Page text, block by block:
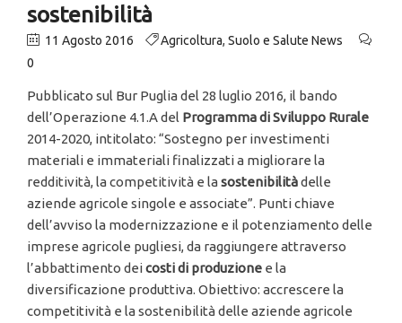
sostenibilità
11 Agosto 2016 Agricoltura, Suolo e Salute News
0
Pubblicato sul Bur Puglia del 28 luglio 2016, il bando
dell’Operazione 4.1.A del Programma di Sviluppo Rurale
2014-2020, intitolato: “Sostegno per investimenti
materiali e immateriali finalizzati a migliorare la
redditività, la competitività e lasostenibilitàdelle
aziende agricole singole e associate”. Punti chiave
dell’avviso la modernizzazione e il potenziamento delle
imprese agricole pugliesi, da raggiungere attraverso
l’abbattimento deicosti di produzione e la
diversificazione produttiva. Obiettivo: accrescere la
competitività e la sostenibilità delle aziende agricole